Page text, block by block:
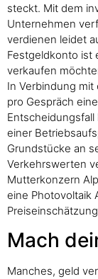
steckt. Mit dem
Unternehmen
verdienen leidet
Festgeldkonto ist
verkaufen
In Verbindung
pro Gespräch
einer
Grundstücke an
Verkehrswerten
Mutterkonzern
eine Photovoltaik
Mach
Manches, geld